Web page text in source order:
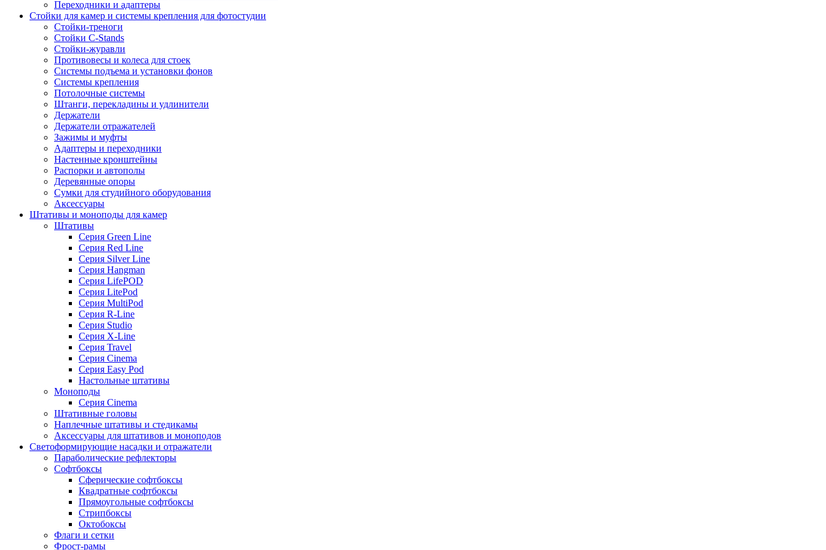
Переходники и адаптеры
Стойки для камер и системы крепления для фотостудии
Стойки-треноги
Стойки C-Stands
Стойки-журавли
Противовесы и колеса для стоек
Системы подъема и установки фонов
Системы крепления
Потолочные системы
Штанги, перекладины и удлинители
Держатели
Держатели отражателей
Зажимы и муфты
Адаптеры и переходники
Настенные кронштейны
Распорки и автополы
Деревянные опоры
Сумки для студийного оборудования
Аксессуары
Штативы и моноподы для камер
Штативы
Серия Green Line
Серия Red Line
Серия Silver Line
Серия Hangman
Серия LifePOD
Серия LitePod
Серия MultiPod
Серия R-Line
Серия Studio
Серия X-Line
Серия Travel
Серия Cinema
Серия Easy Pod
Настольные штативы
Моноподы
Серия Cinema
Штативные головы
Наплечные штативы и стедикамы
Аксессуары для штативов и моноподов
Светоформирующие насадки и отражатели
Параболические рефлекторы
Софтбоксы
Сферические софтбоксы
Квадратные софтбоксы
Прямоугольные софтбоксы
Стрипбоксы
Октобоксы
Флаги и сетки
Фрост-рамы